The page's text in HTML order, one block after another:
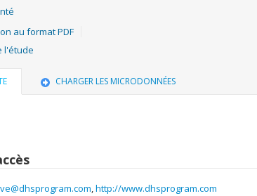
au format PDF
l'étude
CHARGER LES MICRODONNÉES
,http://www.dhsprogram.com